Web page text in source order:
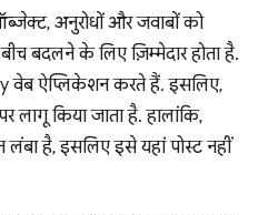
अनुरोधों और जवाबों को
बदलने के लिए ज़िम्मेदार होता है.
वेब ऐप्लिकेशन करते हैं. इसलिए,
लागू किया जाता है. हालांकि,
लंबा है, इसलिए इसे यहां पोस्ट नहीं